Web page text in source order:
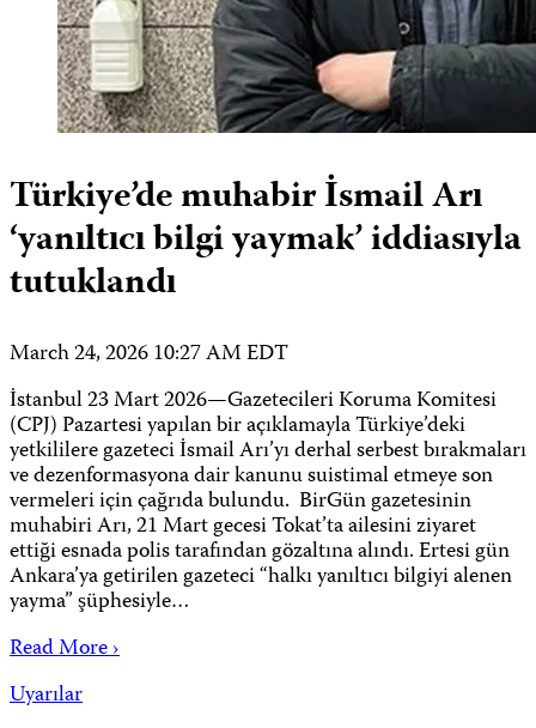
Türkiye’de muhabir İsmail Arı
‘yanıltıcı bilgi yaymak’ iddiasıyla
tutuklandı
March 24, 2026 10:27 AM EDT
İstanbul 23 Mart 2026—Gazetecileri Koruma Komitesi
(CPJ) Pazartesi yapılan bir açıklamayla Türkiye’deki
yetkililere gazeteci İsmail Arı’yı derhal serbest bırakmaları
ve dezenformasyona dair kanunu suistimal etmeye son
vermeleri için çağrıda bulundu. BirGün gazetesinin
muhabiri Arı, 21 Mart gecesi Tokat’ta ailesini ziyaret
ettiği esnada polis tarafından gözaltına alındı. Ertesi gün
Ankara’ya getirilen gazeteci “halkı yanıltıcı bilgiyi alenen
yayma” şüphesiyle…
Read More ›
Uyarılar